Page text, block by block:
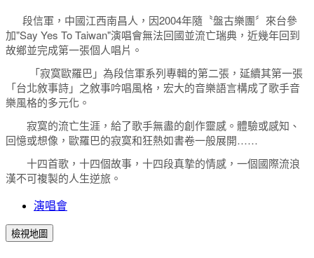
段信軍，中國江西南昌人，因2004年隨〝盤古樂團〞來台參
加"Say Yes To Taiwan"演唱會無法回國並流亡瑞典，近幾年回到
故鄉並完成第一張個人唱片。
「寂寞歐羅巴」為段信軍系列專輯的第二張，延續其第一張
「台北敘事詩」之敘事吟唱風格，宏大的音樂語言構成了歌手音
樂風格的多元化。
寂寞的流亡生涯，給了歌手無盡的創作靈感。體驗或感知、
回憶或想像，歐羅巴的寂寞和狂熱如書卷一般展開……
十四首歌，十四個故事，十四段真摯的情感，一個國際流浪
漢不可複製的人生逆旅。
演唱會
檢視地圖